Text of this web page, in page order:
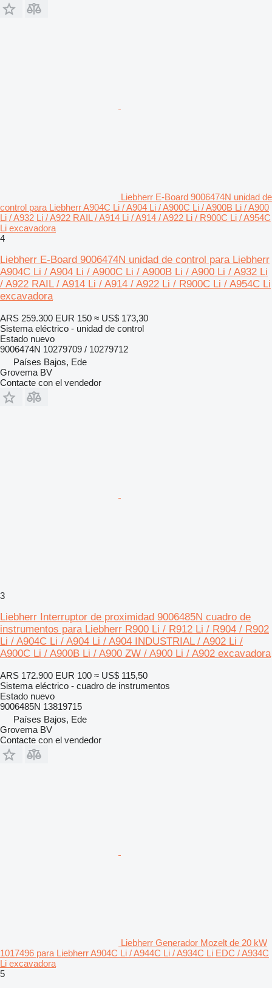
Liebherr E-Board 9006474N unidad de
control para Liebherr A904C Li / A904 Li / A900C Li / A900B Li / A900
Li / A932 Li / A922 RAIL / A914 Li / A914 / A922 Li / R900C Li / A954C
Li excavadora
4
Liebherr E-Board 9006474N unidad de control para Liebherr
A904C Li / A904 Li / A900C Li / A900B Li / A900 Li / A932 Li
/ A922 RAIL / A914 Li / A914 / A922 Li / R900C Li / A954C Li
excavadora
ARS 259.300 EUR 150 ≈ US$ 173,30
Sistema eléctrico - unidad de control
Estado nuevo
9006474N 10279709 / 10279712
Países Bajos, Ede
Grovema BV
Contacte con el vendedor
3
Liebherr Interruptor de proximidad 9006485N cuadro de
instrumentos para Liebherr R900 Li / R912 Li / R904 / R902
Li / A904C Li / A904 Li / A904 INDUSTRIAL / A902 Li /
A900C Li / A900B Li / A900 ZW / A900 Li / A902 excavadora
ARS 172.900 EUR 100 ≈ US$ 115,50
Sistema eléctrico - cuadro de instrumentos
Estado nuevo
9006485N 13819715
Países Bajos, Ede
Grovema BV
Contacte con el vendedor
Liebherr Generador Mozelt de 20 kW
1017496 para Liebherr A904C Li / A944C Li / A934C Li EDC / A934C
Li excavadora
5